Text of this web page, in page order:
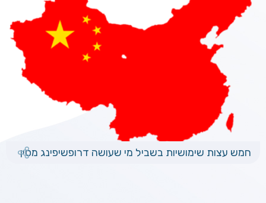
חמש עצות שימושיות בשביל מי שעושה דרופשיפינג מסין